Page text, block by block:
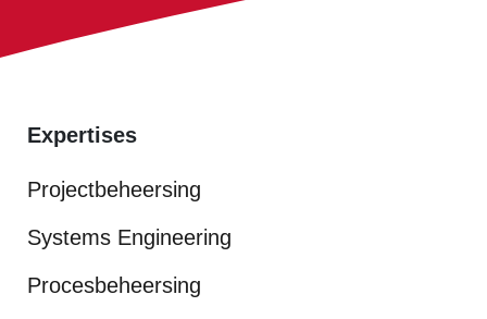
Expertises
Projectbeheersing
Systems Engineering
Procesbeheersing